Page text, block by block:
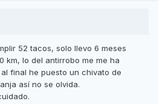
52 tacos, solo llevo 6 meses
km, lo del antirrobo me me ha
final he puesto un chivato de
así no se olvida.